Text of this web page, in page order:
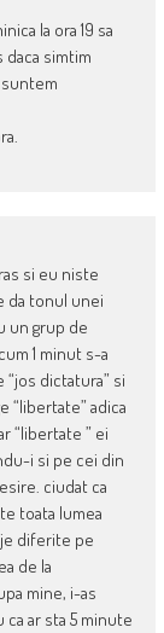
la ora 19 sa
simtim
si eu niste
da tonul unei
un grup de
1 minut s-a
dictatura” si
“libertate” adica
“libertate ” ei
i si pe cei din
ciudat ca
toata lumea
diferite pe
de la
mine, i-as
ar sta 5 minute